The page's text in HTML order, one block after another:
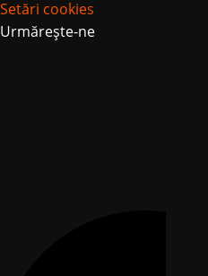
Setări cookies
Urmărește-ne